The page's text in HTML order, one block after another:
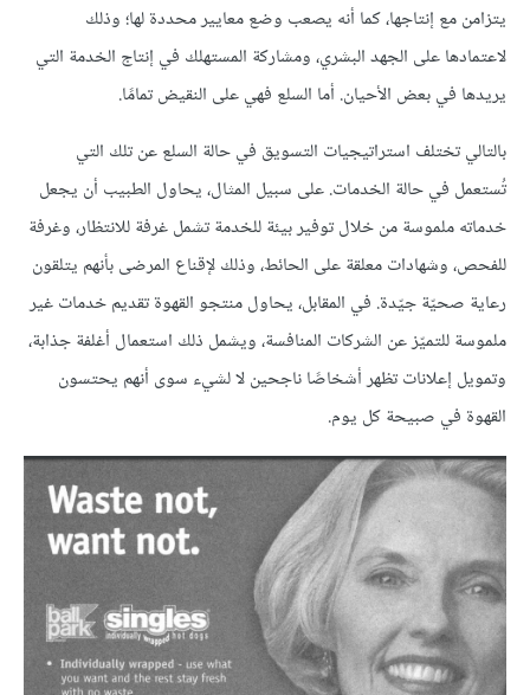
يتزامن مع إنتاجها، كما أنه يصعب وضع معايير محددة لها؛ وذلك
لاعتمادها على الجهد البشري، ومشاركة المستهلك في إنتاج الخدمة التي
يريدها في بعض الأحيان. أما السلع فهي على النقيض تمامًا.
بالتالي تختلف استراتيجيات التسويق في حالة السلع عن تلك التي
تُستعمل في حالة الخدمات. على سبيل المثال، يحاول الطبيب أن يجعل
خدماته ملموسة من خلال توفير بيئة للخدمة تشمل غرفة للانتظار، وغرفة
للفحص، وشهادات معلقة على الحائط، وذلك لإقناع المرضى بأنهم يتلقون
رعاية صحيّة جيّدة. في المقابل، يحاول منتجو القهوة تقديم خدمات غير
ملموسة للتميّز عن الشركات المنافسة، ويشمل ذلك استعمال أغلفة جذابة،
وتمويل إعلانات تظهر أشخاصًا ناجحين لا لشيء سوى أنهم يحتسون
القهوة في صبيحة كل يوم.